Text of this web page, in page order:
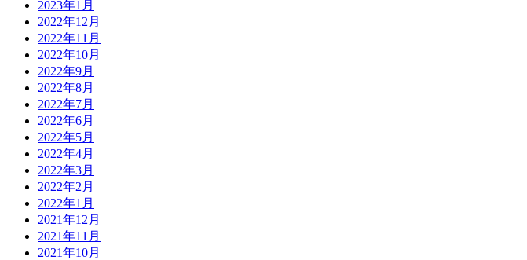
2023年1月
2022年12月
2022年11月
2022年10月
2022年9月
2022年8月
2022年7月
2022年6月
2022年5月
2022年4月
2022年3月
2022年2月
2022年1月
2021年12月
2021年11月
2021年10月